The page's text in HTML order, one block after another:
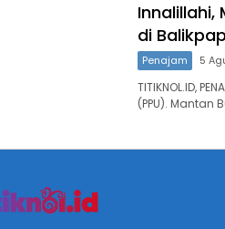
Innalillahi,
di
Penajam 5
TITIKNOL.ID,
(PPU). Mantan